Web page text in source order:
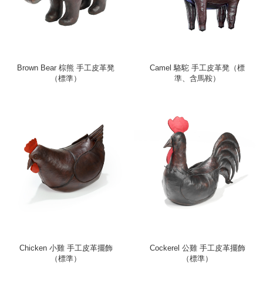
Brown Bear 棕熊 手工皮革凳
（標準）
Camel 駱駝 手工皮革凳（標
準、含馬鞍）
Chicken 小雞 手工皮革擺飾
（標準）
Cockerel 公雞 手工皮革擺飾
（標準）